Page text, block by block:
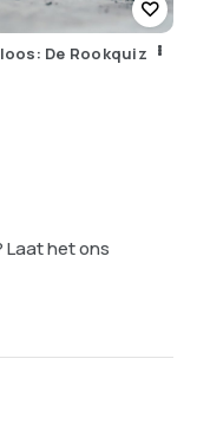
De Rookquiz
Laat het ons